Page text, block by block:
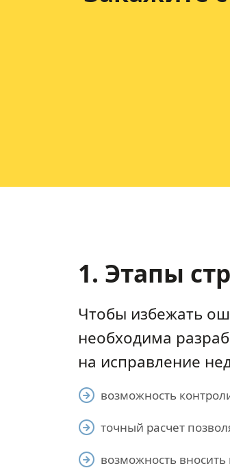
1. Этапы
Чтобы избежать
необходима
на исправление
возможность
точный расчет
возможность вносить